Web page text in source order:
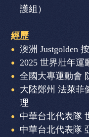
護組）
經歷
澳洲 Justgolden
2025 世界壯年運
全國大專運動會
大陸鄭州 法萊菲
理
中華台北代表隊
中華台北代表隊